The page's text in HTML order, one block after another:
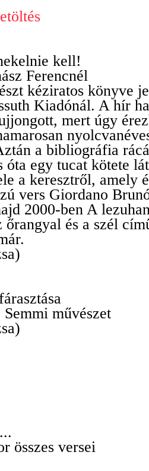
kell!
Ferencnél
kéziratos könyve
Kiadónál. A hír
mert úgy
a bibliográfia
óta egy tucat kötete
a keresztről, amely
vers Giordano
2000-ben A
és a szél
művészet
összes versei